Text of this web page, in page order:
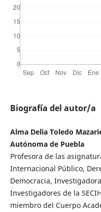
Biografía del autor/a
Alma Delia Toledo
Autónoma de Puebla
Profesora de las
Internacional Público,
Democracia,
Investigadores de la
miembro del Cuerpo